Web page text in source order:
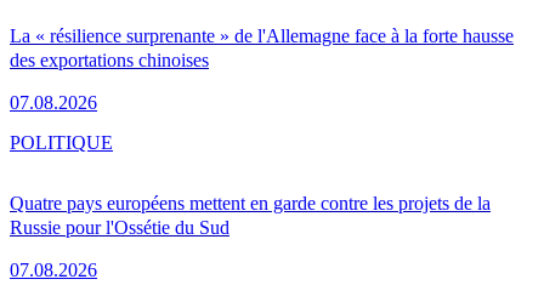
La « résilience surprenante » de l'Allemagne face à la forte hausse
des exportations chinoises
07.08.2026
Quatre pays européens mettent en garde contre les projets de la
Russie pour l'Ossétie du Sud
07.08.2026
POLITIQUE